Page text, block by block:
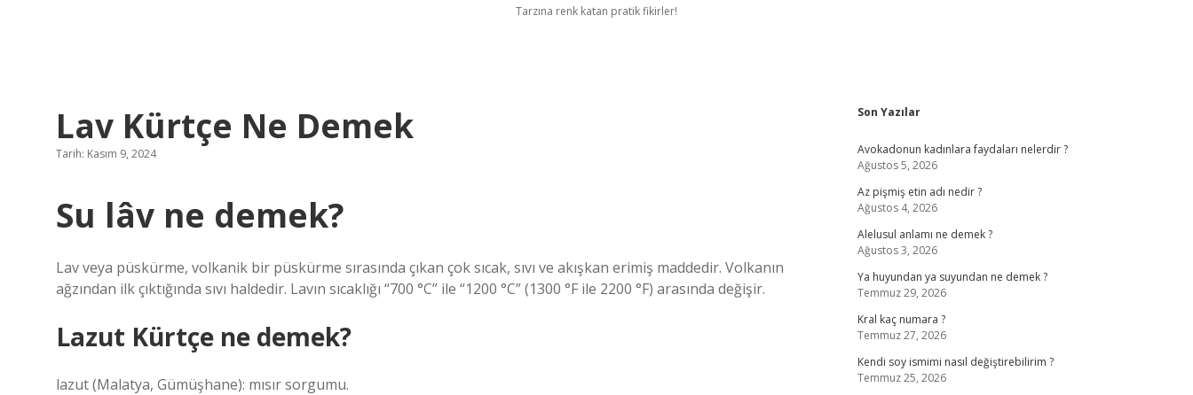
Tarzına renk katan pratik fikirler!
Lav Kürtçe Ne Demek
Tarih: Kasım 9, 2024
Su lâv ne demek?
Lav veya püskürme, volkanik bir püskürme sırasında çıkan çok sıcak, sıvı ve akışkan erimiş maddedir. Volkanın
ağzından ilk çıktığında sıvı haldedir. Lavın sıcaklığı “700 °C” ile “1200 °C” (1300 °F ile 2200 °F) arasında değişir.
Lazut Kürtçe ne demek?
lazut (Malatya, Gümüşhane): mısır sorgumu.
Sidebar
Son Yazılar
Avokadonun kadınlara faydaları nelerdir ?
Ağustos 5, 2026
Az pişmiş etin adı nedir ?
Ağustos 4, 2026
Alelusul anlamı ne demek ?
Ağustos 3, 2026
Ya huyundan ya suyundan ne demek ?
Temmuz 29, 2026
Kral kaç numara ?
Temmuz 27, 2026
Kendi soy ismimi nasıl değiştirebilirim ?
Temmuz 25, 2026